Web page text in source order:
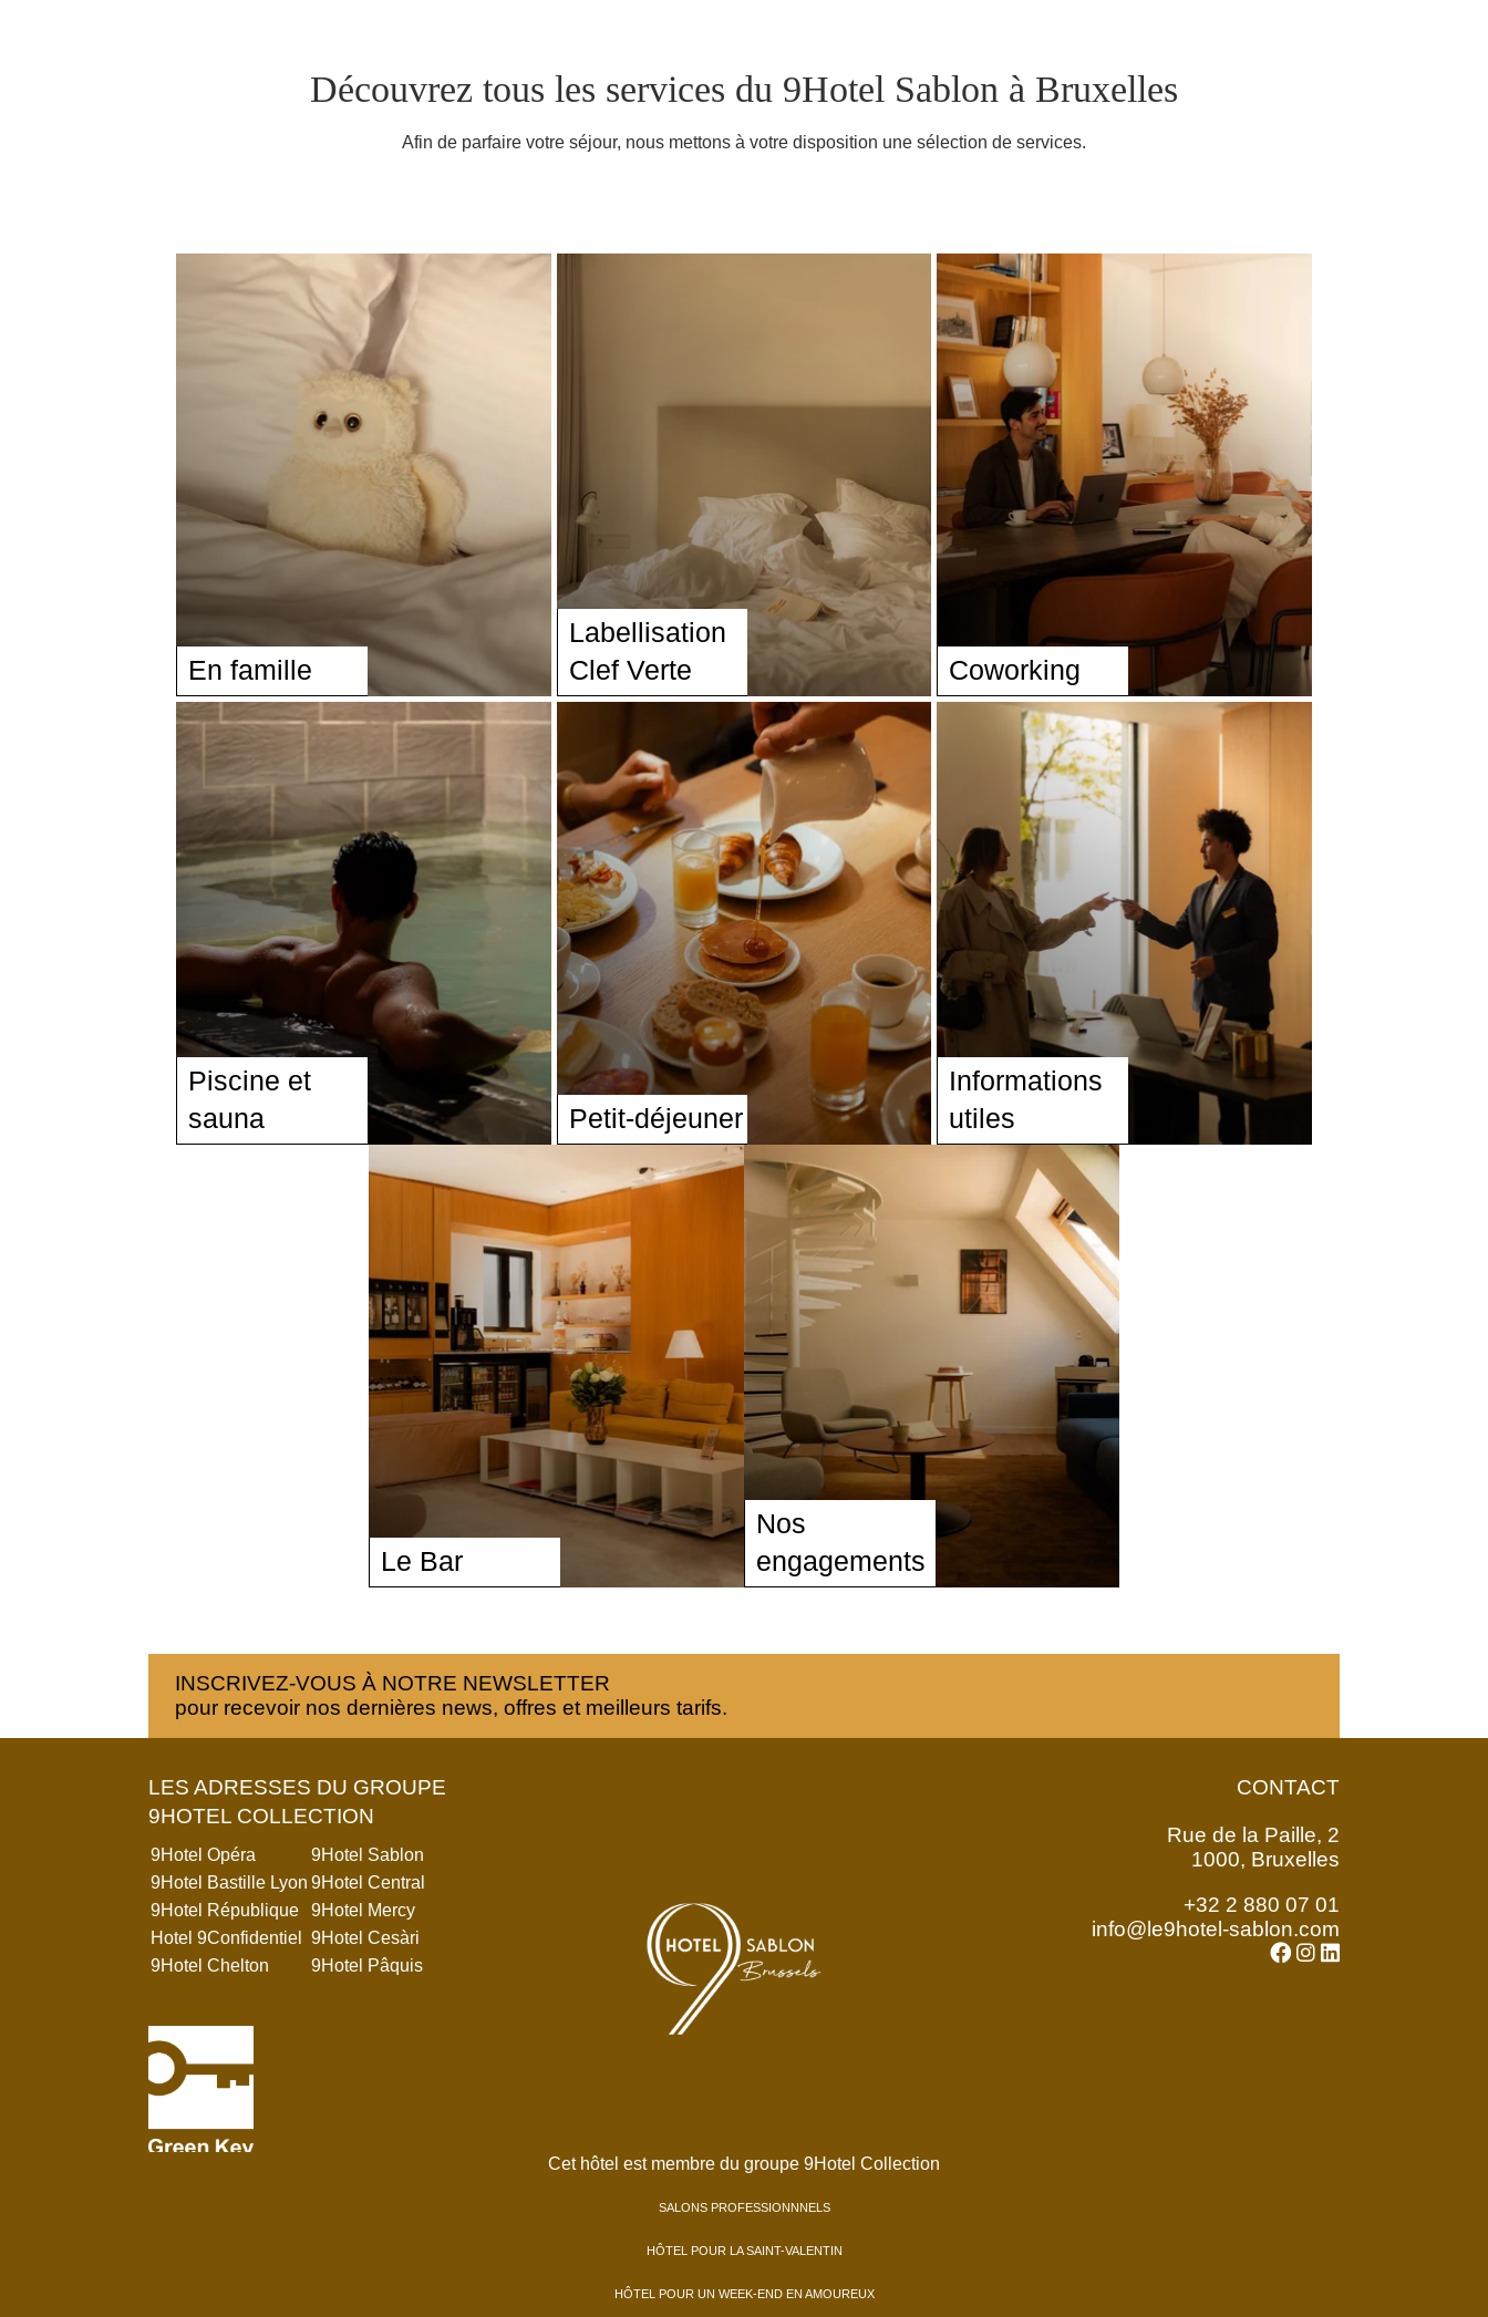
Découvrez tous les services du 9Hotel Sablon à Bruxelles
Afin de parfaire votre séjour, nous mettons à votre disposition une sélection de services.
En famille
Labellisation
Clef Verte
Coworking
Piscine et
sauna
Petit-déjeuner
Informations
utiles
Le Bar
Nos
engagements
INSCRIVEZ-VOUS À NOTRE NEWSLETTER
pour recevoir nos dernières news, offres et meilleurs tarifs.
LES ADRESSES DU GROUPE
9HOTEL COLLECTION
9Hotel Opéra
9Hotel Sablon
9Hotel Bastille Lyon 9Hotel Central
9Hotel République
9Hotel Mercy
Hotel 9Confidentiel
9Hotel Cesàri
9Hotel Chelton
9Hotel Pâquis
CONTACT
Rue de la Paille, 2
1000, Bruxelles
+32 2 880 07 01
info@le9hotel-sablon.com
Cet hôtel est membre du groupe 9Hotel Collection
SALONS PROFESSIONNNELS
HÔTEL POUR LA SAINT-VALENTIN
HÔTEL POUR UN WEEK-END EN AMOUREUX
GROUPES & BUSINESS
NOS ENGAGEMENTS
FR EN NL